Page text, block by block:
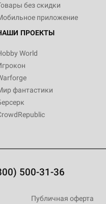
без скидки
приложение
ПРОЕКТЫ
World
фантастики
500-31-36
Публичная оферта